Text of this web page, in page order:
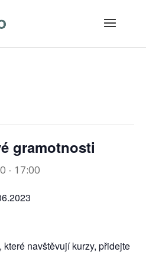
gramotnosti
- 17:00
navštěvují kurzy, přidejte